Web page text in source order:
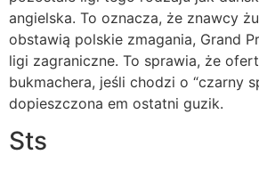
angielska. To oznacza, że znawcy
obstawią polskie zmagania, Grand
ligi zagraniczne. To sprawia, że
bukmachera, jeśli chodzi o “czarny
dopieszczona em ostatni guzik.
Sts